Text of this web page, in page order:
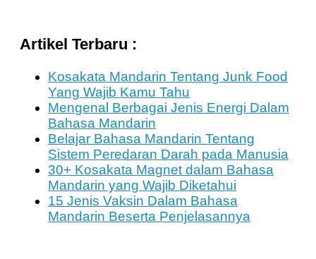
Artikel Terbaru :
Kosakata Mandarin Tentang Junk Food
Yang Wajib Kamu Tahu
Mengenal Berbagai Jenis Energi Dalam
Bahasa Mandarin
Belajar Bahasa Mandarin Tentang
Sistem Peredaran Darah pada Manusia
30+ Kosakata Magnet dalam Bahasa
Mandarin yang Wajib Diketahui
15 Jenis Vaksin Dalam Bahasa
Mandarin Beserta Penjelasannya